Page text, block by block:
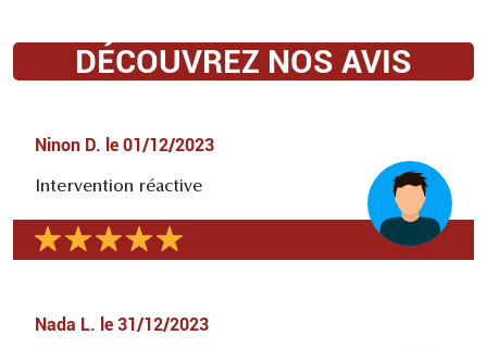
DÉCOUVREZ NOS AVIS
Ninon D. le 01/12/2023
Intervention réactive
Nada L. le 31/12/2023